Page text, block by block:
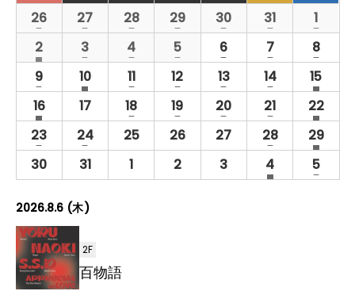
の
ン
ー
2
イ
ベ
ン
ト
26
1
イ
ベ
ン
ト
27
2
イ
ベ
ン
ト
28
2
イ
ベ
ン
ト
29
1
イ
ベ
ン
ト
30
1
イ
ベ
ン
ト
31
2
イ
ベ
ン
ト
1
1
イ
ベ
ン
ト
2
h
a
s
f
e
a
t
u
r
e
d
イ
ン
ト
1
イ
ベ
ン
ト
3
1
イ
ベ
ン
ト
4
2
イ
ベ
ン
ト
5
2
イ
ベ
ン
ト
6
2
イ
ベ
ン
ト
7
2
イ
ベ
ン
ト
8
1
イ
ベ
ン
ト
9
2
イ
ベ
ン
ト
10
h
a
s
f
e
a
t
u
d
イ
ト
2
イ
ベ
ン
ト
11
2
イ
ベ
ン
ト
12
2
イ
ベ
ン
ト
13
2
イ
ベ
ン
ト
14
2
イ
ベ
ン
ト
15
h
a
s
f
e
a
t
u
r
2
イ
ベ
ン
ト
16
h
a
s
f
e
a
t
r
e
d
イ
ベ
ン
ト
0
イ
ベ
ン
ト
17
1
イ
ベ
ン
ト
18
1
イ
ベ
ン
ト
19
1
イ
ベ
ン
ト
20
1
イ
ベ
ン
ト
21
1
イ
ベ
ン
ト
22
h
a
s
f
e
a
t
1
イ
ベ
ン
23
1
イ
ベ
ン
24
0
イ
ベ
ン
25
0
イ
ベ
ン
26
0
イ
ベ
ン
27
2
イ
ベ
ン
28
2
イ
ベ
ン
29
h
a
s
f
e
0
イ
ン
ト
30
0
イ
ン
ト
31
0
イ
1
0
イ
2
0
イ
3
1
イ
4
h
a
1
イ
5
2026.8.6 (木)
2F
百物語